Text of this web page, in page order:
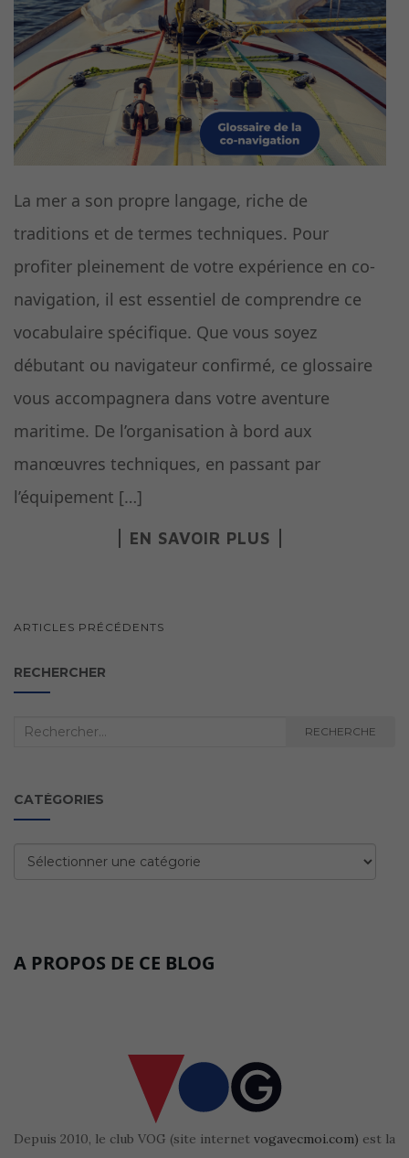
La mer a son propre langage, riche de
traditions et de termes techniques. Pour
profiter pleinement de votre expérience en co-
navigation, il est essentiel de comprendre ce
vocabulaire spécifique. Que vous soyez
débutant ou navigateur confirmé, ce glossaire
vous accompagnera dans votre aventure
maritime. De l’organisation à bord aux
manœuvres techniques, en passant par
l’équipement […]
EN SAVOIR PLUS
NAVIGATION
SEIN
ARTICLES
ARTICLES PRÉCÉDENTS
RECHERCHER
Recherche
RECHERCHE
CATÉGORIES
Catégories
A PROPOS DE CE BLOG
Depuis 2010, le club VOG (site internet vogavecmoi.com) est la